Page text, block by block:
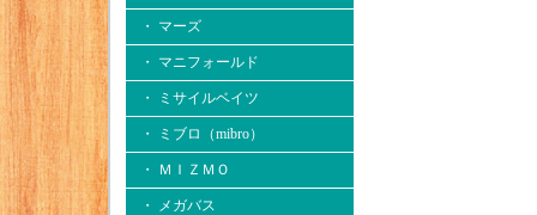
・ マーズ
・ マニフォールド
・ ミサイルベイツ
・ ミブロ（mibro）
・ ＭＩＺＭＯ
・ メガバス